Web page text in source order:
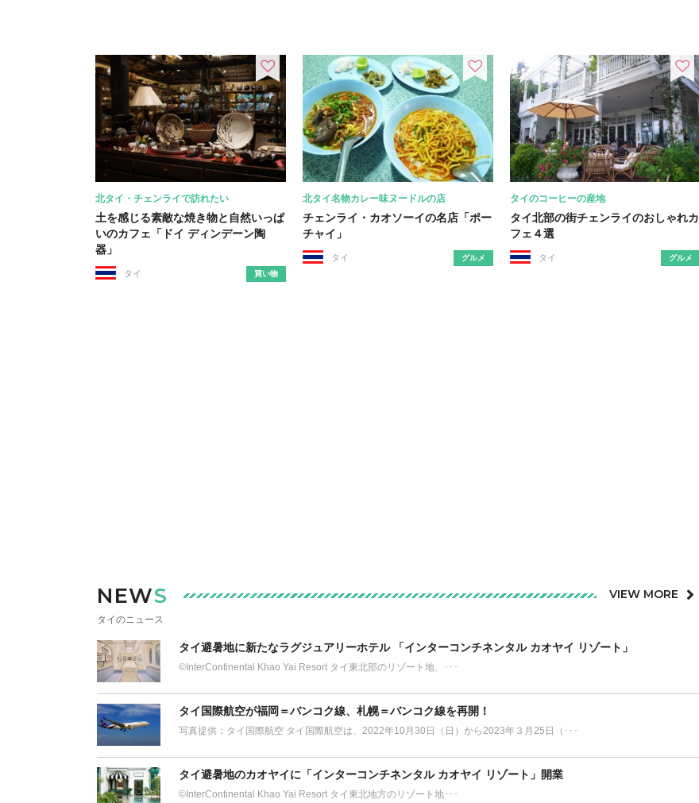
北タイ・チェンライで訪れたい
土を感じる素敵な焼き物と自然いっぱ
いのカフェ「ドイ ディンデーン陶
器」
タイ 買い物
北タイ名物カレー味ヌードルの店
チェンライ・カオソーイの名店「ポー
チャイ」
タイ グルメ
タイのコーヒーの産地
タイ北部の街チェンライのおしゃれカ
フェ４選
タイ グルメ
NEWS VIEW MORE
タイのニュース
タイ避暑地に新たなラグジュアリーホテル 「インターコンチネンタル カオヤイ リゾート」
©︎InterContinental Khao Yai Resort タイ東北部のリゾート地、･･･
タイ国際航空が福岡＝バンコク線、札幌＝バンコク線を再開！
写真提供：タイ国際航空 タイ国際航空は、2022年10月30日（日）から2023年３月25日（･･･
タイ避暑地のカオヤイに「インターコンチネンタル カオヤイ リゾート」開業
©︎InterContinental Khao Yai Resort タイ東北地方のリゾート地･･･